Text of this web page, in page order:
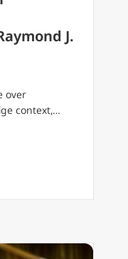
J.
over
context,…
van synodaliteit in